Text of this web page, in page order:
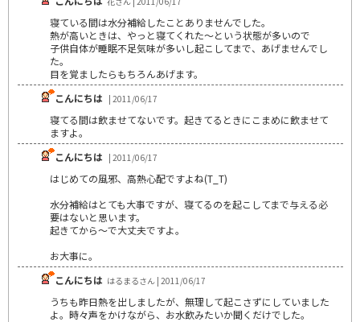
寝ている間は水分補給したことありませんでした。
熱が高いときは、やっと寝てくれた～という状態が多いので
子供自体が睡眠不足気味が多いし起こしてまで、あげませんでし
た。
目を覚ましたらもちろんあげます。
こんにちは | 2011/06/17
寝てる間は飲ませてないです。起きてるときにこまめに飲ませて
ますよ。
こんにちは | 2011/06/17
はじめての風邪、高熱心配ですよね(T_T)
水分補給はとても大事ですが、寝てるのを起こしてまで与える必
要はないと思います。
起きてから～で大丈夫ですよ。
お大事に。
こんにちは はるまるさん | 2011/06/17
うちも昨日熱を出しましたが、無理して起こさずにしていました
よ。時々声をかけながら、お水飲みたいか聞くだけでした。